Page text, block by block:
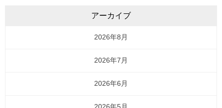
アーカイブ
2026年8月
2026年7月
2026年6月